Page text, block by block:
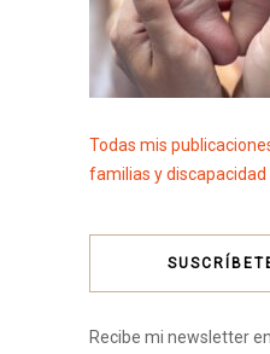
Todas mis
familias y discapacidad
Recibe mi newsletter